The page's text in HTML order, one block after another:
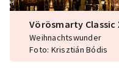
Vörösmarty Classic
Weihnachtswunder
Foto: Krisztián Bódis